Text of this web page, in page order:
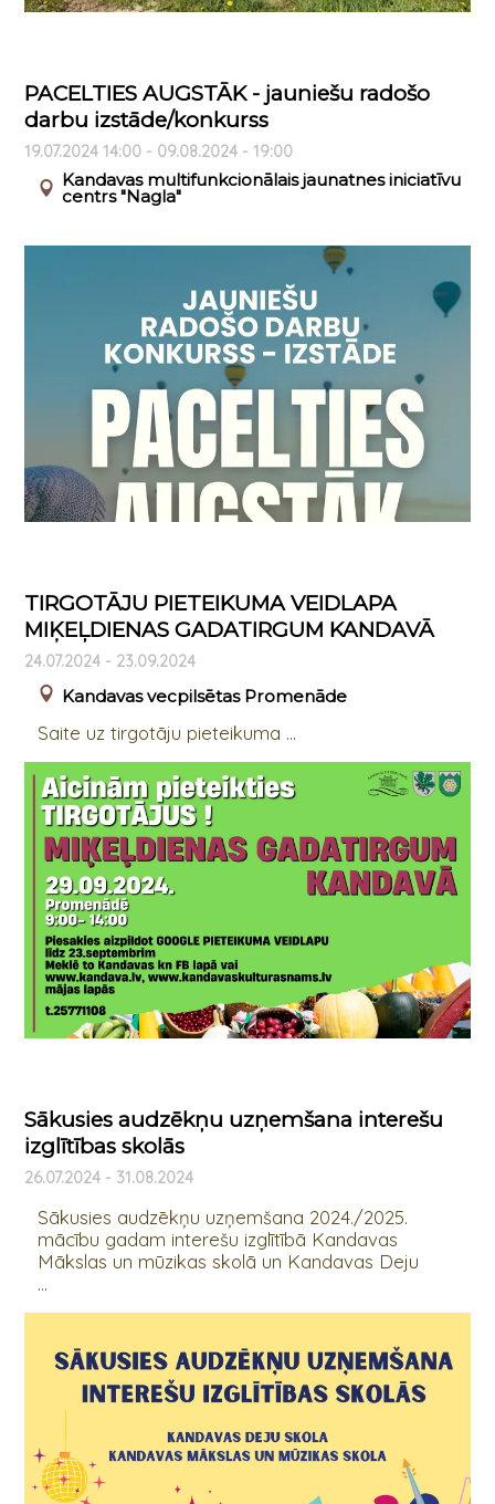
PACELTIES AUGSTĀK - jauniešu radošo
darbu izstāde/konkurss
19.07.2024 14:00 - 09.08.2024 - 19:00
Kandavas multifunkcionālais jaunatnes iniciatīvu
centrs "Nagla"
TIRGOTĀJU PIETEIKUMA VEIDLAPA
MIĶEĻDIENAS GADATIRGUM KANDAVĀ
24.07.2024 - 23.09.2024
Kandavas vecpilsētas Promenāde
Saite uz tirgotāju pieteikuma ...
Sākusies audzēkņu uzņemšana interešu
izglītības skolās
26.07.2024 - 31.08.2024
Sākusies audzēkņu uzņemšana 2024./2025.
mācību gadam interešu izglītībā Kandavas
Mākslas un mūzikas skolā un Kandavas Deju
...